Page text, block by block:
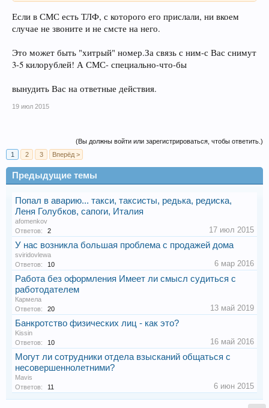
посреднеческие услуги по взысканию долга.
выездным представителям данной организации.
Что это за лажа? Кто это такой? Как можно меня назначить
предоставления моих документов, согласий и подписей?
Если в СМС есть ТЛФ, с которого его прислали, ни вкоем
случае не звоните и не смсте на него.
Это может быть "хитрый" номер.За связь с ним-с Вас снимут
3-5 килорублей! А СМС- специально-что-бы
вынудить Вас на ответные действия.
19 июл 2015
(Вы должны войти или зарегистрироваться, чтобы ответить.)
1
2 3 Вперёд >
Предыдущие темы
Попал в аварию... такси, таксисты, редька, редиска,
Леня Голубков, сапоги, Италия
afomenkov
Ответов:
2 17 июл 2015
У нас возникла большая проблема с продажей дома
sviridovlewa
Ответов:
10 6 мар 2016
Работа без оформления Имеет ли смысл судиться с
работодателем
Кармела
Ответов:
20 13 май 2019
Банкротство физических лиц - как это?
Kissin
Ответов:
10 16 май 2016
Могут ли сотрудники отдела взысканий общаться с
несовершеннолетними?
Mavis
Ответов:
11 6 июн 2015